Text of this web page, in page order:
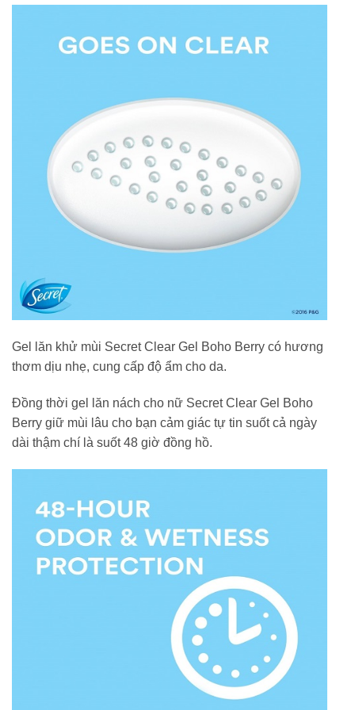
Gel lăn khử mùi Secret Clear Gel Boho Berry có hương
thơm dịu nhẹ, cung cấp độ ẩm cho da.
Đồng thời gel lăn nách cho nữ Secret Clear Gel Boho
Berry giữ mùi lâu cho bạn cảm giác tự tin suốt cả ngày
dài thậm chí là suốt 48 giờ đồng hồ.